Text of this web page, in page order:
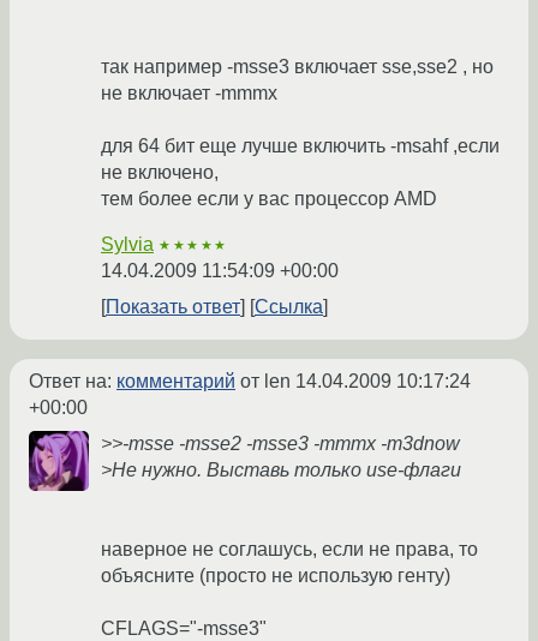
так например -msse3 включает sse,sse2 , но
не включает -mmmx
для 64 бит еще лучше включить -msahf ,если
не включено,
тем более если у вас процессор AMD
Sylvia ★★★★★
14.04.2009 11:54:09 +00:00
Показать ответ
Ссылка
Ответ на: комментарий от len 14.04.2009 10:17:24
+00:00
>>-msse -msse2 -msse3 -mmmx -m3dnow
>Не нужно. Выставь только use-флаги
наверное не соглашусь, если не права, то
объясните (просто не использую генту)
CFLAGS="-msse3"